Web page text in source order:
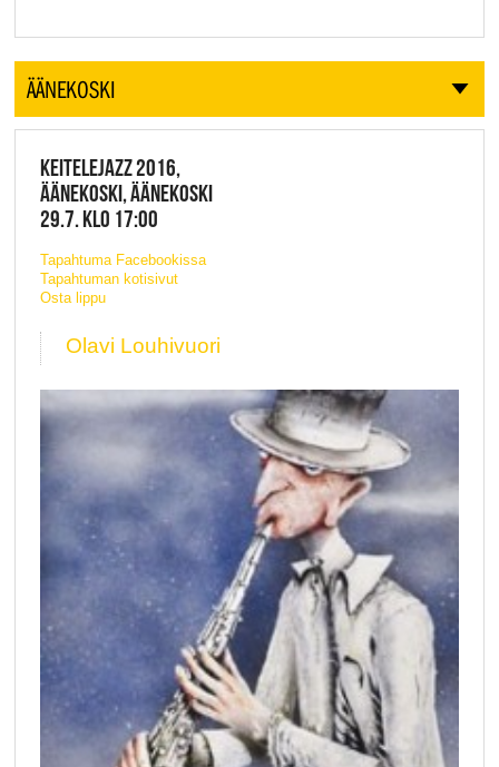
ÄÄNEKOSKI
KEITELEJAZZ 2016,
ÄÄNEKOSKI, ÄÄNEKOSKI
29.7. KLO 17:00
Tapahtuma Facebookissa
Tapahtuman kotisivut
Osta lippu
Olavi Louhivuori